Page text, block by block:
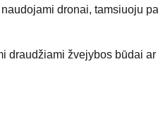
dronai, tamsiuoju
draudžiami žvejybos būdai ar